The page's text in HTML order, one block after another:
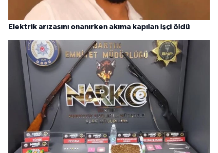
Elektrik arızasını onanırken akıma kapılan işçi öldü